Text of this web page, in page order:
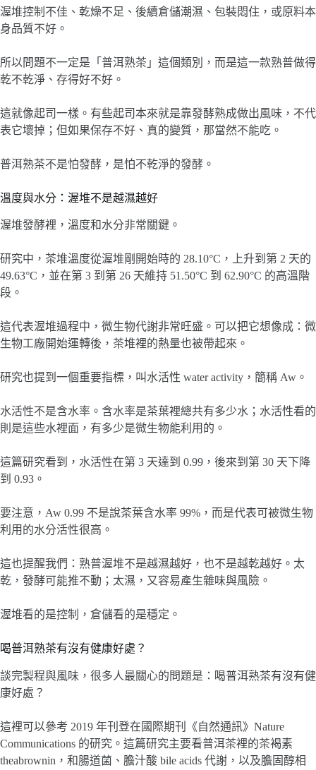
渥堆控制不佳、乾燥不足、後續倉儲潮濕、包裝悶住，或原料本
身品質不好。
所以問題不一定是「普洱熟茶」這個類別，而是這一款熟普做得
乾不乾淨、存得好不好。
這就像起司一樣。有些起司本來就是靠發酵熟成做出風味，不代
表它壞掉；但如果保存不好、真的變質，那當然不能吃。
普洱熟茶不是怕發酵，是怕不乾淨的發酵。
溫度與水分：渥堆不是越濕越好
渥堆發酵裡，溫度和水分非常關鍵。
研究中，茶堆溫度從渥堆剛開始時的 28.10°C，上升到第 2 天的
49.63°C，並在第 3 到第 26 天維持 51.50°C 到 62.90°C 的高溫階
段。
這代表渥堆過程中，微生物代謝非常旺盛。可以把它想像成：微
生物工廠開始運轉後，茶堆裡的熱量也被帶起來。
研究也提到一個重要指標，叫水活性 water activity，簡稱 Aw。
水活性不是含水率。含水率是茶葉裡總共有多少水；水活性看的
則是這些水裡面，有多少是微生物能利用的。
這篇研究看到，水活性在第 3 天達到 0.99，後來到第 30 天下降
到 0.93。
要注意，Aw 0.99 不是說茶葉含水率 99%，而是代表可被微生物
利用的水分活性很高。
這也提醒我們：熟普渥堆不是越濕越好，也不是越乾越好。太
乾，發酵可能推不動；太濕，又容易產生雜味與風險。
渥堆看的是控制，倉儲看的是穩定。
喝普洱熟茶有沒有健康好處？
談完製程與風味，很多人最關心的問題是：喝普洱熟茶有沒有健
康好處？
這裡可以參考 2019 年刊登在國際期刊《自然通訊》Nature
Communications 的研究。這篇研究主要看普洱茶裡的茶褐素
theabrownin，和腸道菌、膽汁酸 bile acids 代謝，以及膽固醇相